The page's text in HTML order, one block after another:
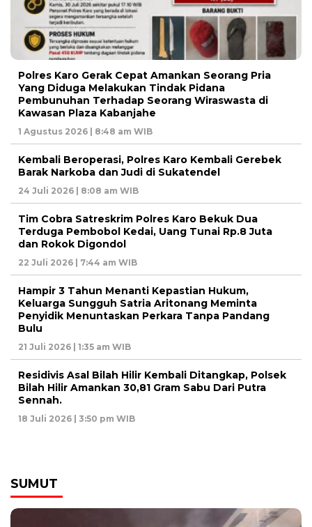
Polres Karo Gerak Cepat Amankan Seorang Pria
Yang Diduga Melakukan Tindak Pidana
Pembunuhan Terhadap Seorang Wiraswasta di
Kawasan Plaza Kabanjahe
1 Agustus 2026 | 8:48 am WIB
Kembali Beroperasi, Polres Karo Kembali Gerebek
Barak Narkoba dan Judi di Sukatendel
24 Juli 2026 | 8:08 am WIB
Tim Cobra Satreskrim Polres Karo Bekuk Dua
Terduga Pembobol Kedai, Uang Tunai Rp.8 Juta
dan Rokok Digondol
22 Juli 2026 | 7:44 am WIB
Hampir 3 Tahun Menanti Kepastian Hukum,
Keluarga Sungguh Satria Aritonang Meminta
Penyidik Menuntaskan Perkara Tanpa Pandang
Bulu
21 Juli 2026 | 1:35 am WIB
Residivis Asal Bilah Hilir Kembali Ditangkap, Polsek
Bilah Hilir Amankan 30,81 Gram Sabu Dari Putra
Sennah.
18 Juli 2026 | 3:50 pm WIB
SUMUT